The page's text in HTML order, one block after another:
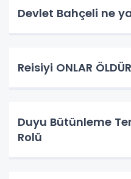
Devlet Bahçeli ne
Reisiyi ONLAR
Duyu Bütünleme
Rolü